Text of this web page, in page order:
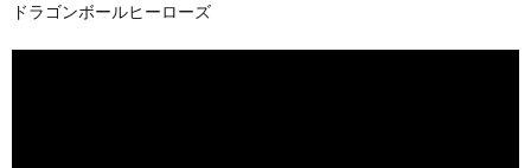
ドラゴンボールヒーローズ